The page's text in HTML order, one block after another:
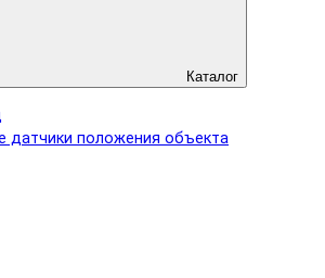
Каталог
датчики положения объекта